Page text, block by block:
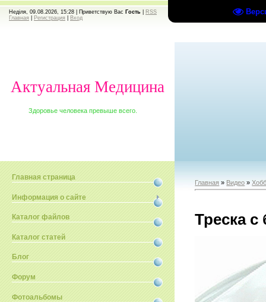
Неділя, 09.08.2026, 15:28 | Приветствую Вас Гость
RSS
Главная
Регистрация Вход
Актуальная Медицина
Здоровье человека превыше всего.
Главная страница
Информация о сайте
Каталог файлов
Каталог статей
Блог
Форум
Фотоальбомы
Главная » Видео »
Треска